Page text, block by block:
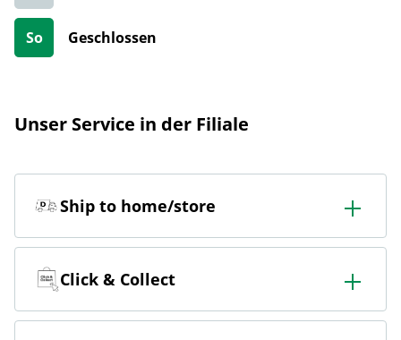
So Geschlossen
Unser Service in der Filiale
Ship to home/store
In der Filiale bestellen & in die Filiale oder nach Hause
liefern lassen.
Click & Collect
Online bestellen & kostenlos hier in der Filiale abholen